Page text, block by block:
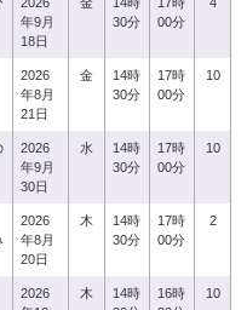
年9月
18日
30分
00分
2026
年8月
21日
金
14時
30分
17時
00分
10
2026
年9月
30日
水
14時
30分
17時
00分
10
2026
年8月
20日
木
14時
30分
17時
00分
2
2026
木
14時
16時
10